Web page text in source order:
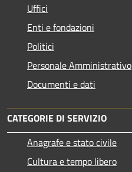
Uffici
Enti e fondazioni
Politici
Personale Amministrativo
Documenti e dati
CATEGORIE DI SERVIZIO
Anagrafe e stato civile
Cultura e tempo libero